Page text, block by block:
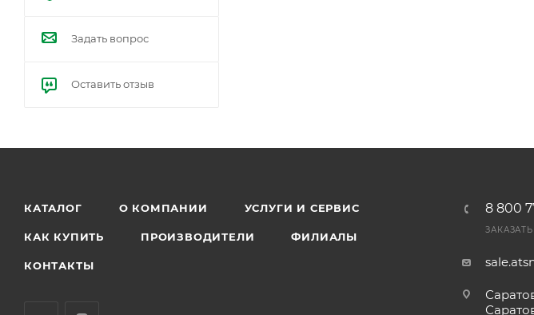
Задать вопрос
Оставить отзыв
КАТАЛОГ О КОМПАНИИ УСЛУГИ И СЕРВИС
КАК КУПИТЬ ПРОИЗВОДИТЕЛИ ФИЛИАЛЫ
КОНТАКТЫ
8 800